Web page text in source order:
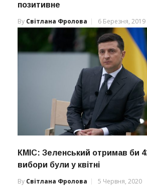
позитивне
By Світлана Фролова 6 Березня, 2019
КМІС: Зеленський отримав би
вибори були у квітні
By Світлана Фролова 5 Червня, 2020